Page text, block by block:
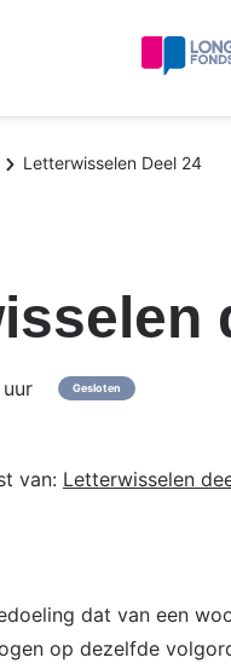
Letterwisselen Deel 24
Gesloten
van: Letterwisselen
dat van een
op dezelfde